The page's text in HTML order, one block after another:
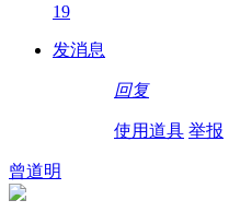
19
发消息
回复
使用道具 举报
曾道明